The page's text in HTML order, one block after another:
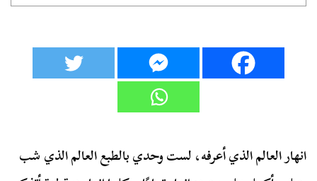
انهار العالم الذي أعرفه، لست وحدي بالطبع العالم الذي شب